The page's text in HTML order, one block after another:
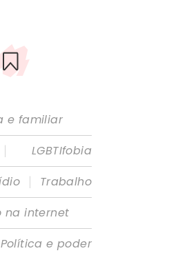
e familiar
|
LGBTIfobia
|
Trabalho
na internet
Política e poder